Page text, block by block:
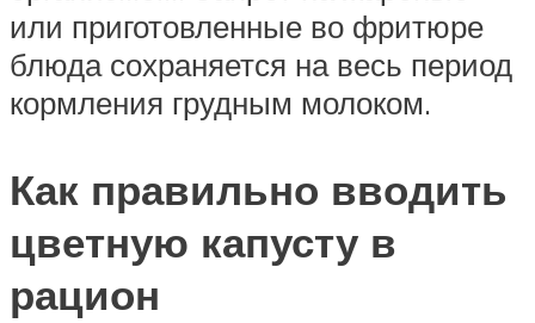
или приготовленные во фритюре
блюда сохраняется на весь период
кормления грудным молоком.
Как правильно вводить
цветную капусту в
рацион